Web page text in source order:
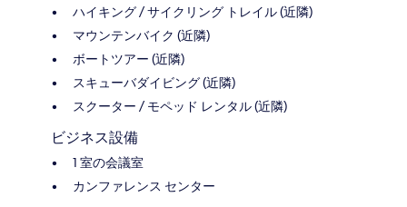
ハイキング / サイクリング トレイル (近隣)
マウンテンバイク (近隣)
ボートツアー (近隣)
スキューバダイビング (近隣)
スクーター / モペッド レンタル (近隣)
ビジネス設備
1 室の会議室
カンファレンス センター